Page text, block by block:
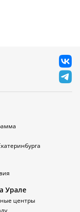
Урале
центры